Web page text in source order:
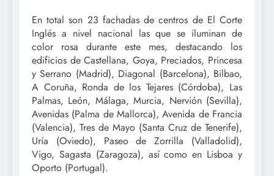
En total son 23 fachadas de centros de El Corte
Inglés a nivel nacional las que se iluminan de
color rosa durante este mes, destacando los
edificios de Castellana, Goya, Preciados, Princesa
y Serrano (Madrid), Diagonal (Barcelona), Bilbao,
A Coruña, Ronda de los Tejares (Córdoba), Las
Palmas, León, Málaga, Murcia, Nervión (Sevilla),
Avenidas (Palma de Mallorca), Avenida de Francia
(Valencia), Tres de Mayo (Santa Cruz de Tenerife),
Uría (Oviedo), Paseo de Zorrilla (Valladolid),
Vigo, Sagasta (Zaragoza), así como en Lisboa y
Oporto (Portugal).